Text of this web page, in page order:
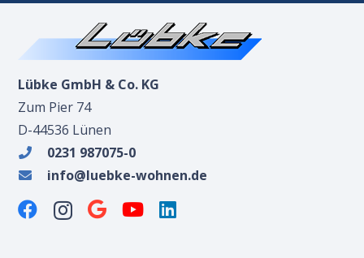
Lübke GmbH & Co. KG
Zum Pier 74
D-44536 Lünen
0231 987075-0
info@luebke-wohnen.de